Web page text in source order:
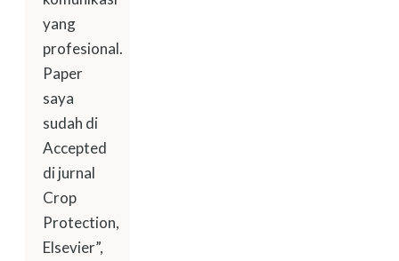
yang
profesional.
Paper
saya
sudah di
Accepted
di jurnal
Crop
Protection,
Elsevier”,